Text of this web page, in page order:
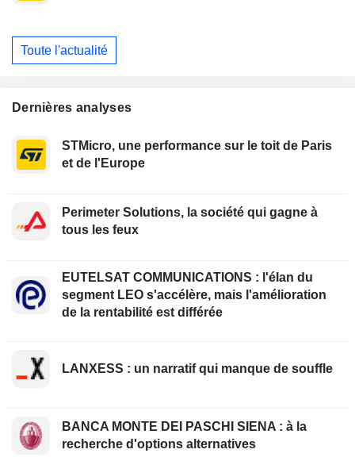
Toute l'actualité
Dernières analyses
STMicro, une performance sur le toit de Paris
et de l'Europe
Perimeter Solutions, la société qui gagne à
tous les feux
EUTELSAT COMMUNICATIONS : l'élan du
segment LEO s'accélère, mais l'amélioration
de la rentabilité est différée
LANXESS : un narratif qui manque de souffle
BANCA MONTE DEI PASCHI SIENA : à la
recherche d'options alternatives